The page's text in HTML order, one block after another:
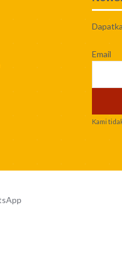
Email
Kami